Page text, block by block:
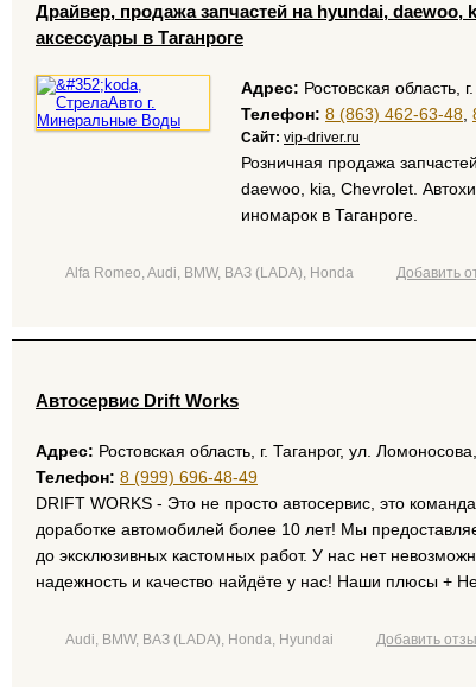
Драйвер, продажа запчастей на hyundai, daewoo,
аксессуары в Таганроге
Адрес: Ростовская область,
Телефон: 8 (863) 462-63-48
Сайт: vip-driver.ru
Розничная продажа
daewoo, kia, Chevrolet.
иномарок в Таганроге.
Alfa Romeo, Audi, BMW, ВАЗ (LADA), Honda Добавить
Автосервис Drift Works
Адрес: Ростовская область, г. Таганрог, ул.
Телефон: 8 (999) 696-48-49
DRIFT WORKS - Это не просто автосервис, это
доработке автомобилей более 10 лет! Мы
до эксклюзивных кастомных работ. У нас нет
надежность и качество найдёте у нас! Наши плюсы +
Audi, BMW, ВАЗ (LADA), Honda, Hyundai Добавить